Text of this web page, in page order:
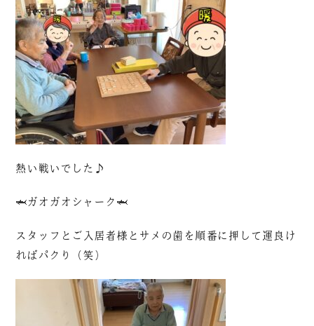
熱い戦いでした♪
🦈ガオガオシャーク🦈
スタッフとご入居者様とサメの歯を順番に押して運良け
ればパクり（笑）